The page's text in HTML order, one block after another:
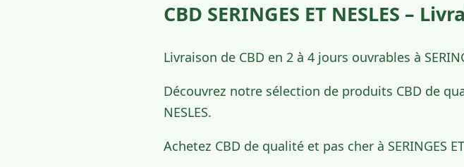
CBD SERINGES ET NESLES –
Livraison de CBD en 2 à 4 jours ouvrables à
Découvrez notre sélection de produits CBD de
NESLES.
Achetez CBD de qualité et pas cher à SERINGES ET